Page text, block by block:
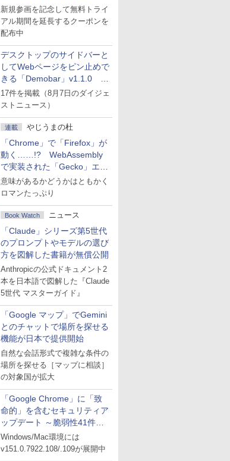
の専門書を拡充
新規参画を記念して無料トライ
アル期間を延長するクーポンを
配布中
デスクトップのサイドバーと
してWebページをピン止めで
きる「Demobar」v1.1.0 ほ
か
17件を掲載（8月7日のダイジェ
ストニュース）
連載 やじうまの杜
「Chrome」で「Firefox」が
動く……!? WebAssembly
で実装された「Gecko」エン
ジン
意味があるかどうかはともかく
ロマンたっぷり
Book Watch ニュース
「Claude」シリーズ第5世代
のプロンプトやモデルの選び
方を図解した書籍が無償公開
Anthropicの公式ドキュメント2
本を日本語で図解した『Claude
5世代 マスターガイド』
「Google マップ」でGemini
とのチャットで場所を探せる
機能が日本で提供開始
自然な会話形式で複雑な条件の
場所を探せる［マップに相談］
の対象国が拡大
「Google Chrome」に「致
命的」を含むセキュリティア
ップデート ～脆弱性41件に
対処
Windows/Mac環境には
v151.0.7922.108/.109が展開中